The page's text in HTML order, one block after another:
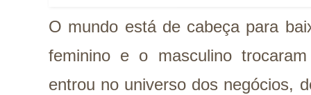
O mundo está de cabeça para
feminino e o masculino
entrou no universo dos negócios,